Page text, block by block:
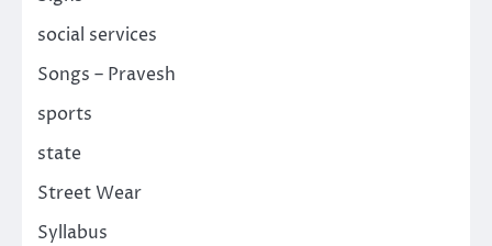
social services
Songs – Pravesh
sports
state
Street Wear
Syllabus